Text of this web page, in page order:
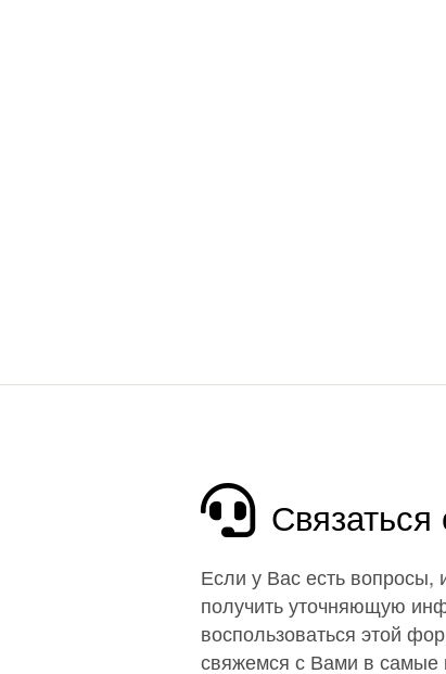
Если у Вас есть
получить уточняющую
воспользоваться этой
свяжемся с Вами в самые